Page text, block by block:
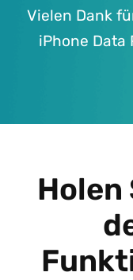
Vielen Dank
iPhone Data